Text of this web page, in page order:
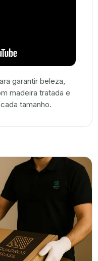
garantir beleza,
madeira tratada e
tamanho.